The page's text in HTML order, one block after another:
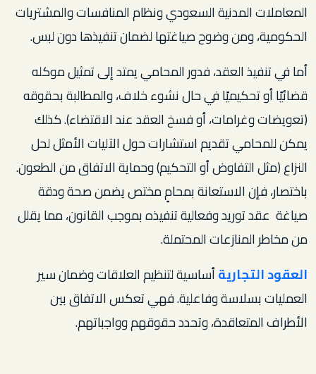
المعاملات المدنية السعودي ونظام المنافسات والمشتريات
الحكومية، ومن وضوح صياغتها لضمان تنفيذها دون لبس.
أما في تنفيذ العقد، فدور المحامي يمتد إلى تمثيل موكله
قضائيًا أو تحكيميًا في حال نشوء خلاف، والمطالبة بحقوقه
(تعويضات وغرامات، أو فسخ العقد عند الاقتضاء). كذلك
يمكن للمحامي تقديم استشارات حول الآليات الأمثل لحل
النزاع (مثل التفاوض أو التحكيم) وحماية الاتفاق من الطعون.
باختصار، فإن الاستعانة بمحامٍ مختص يضمن صحة ودقة
صياغة عقد توريد وفعالية تنفيذه بموجب القانون، مما يقلل
من مخاطر المنازعات المحتملة.
العقود التجاريةأساسية لتنظيم العلاقات وضمان سير
العمليات بسلاسة وفاعلية. فهي تعكس الاتفاق بين
الأطراف المتعاقدة، وتحدد حقوقهم وواجباتهم.